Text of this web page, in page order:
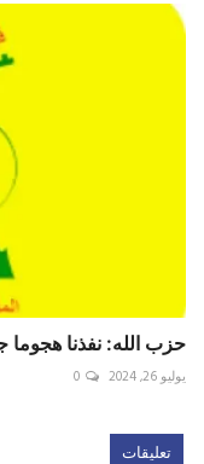
حزب الله: نفذنا
يوليو 26, 2024 0
تعليقات